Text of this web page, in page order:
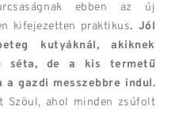
ebben az új
kifejezetten praktikus. Jól
kutyáknál, akiknek
séta, de a kis termetű
a gazdi messzebbre indul.
Szöul, ahol minden zsúfolt